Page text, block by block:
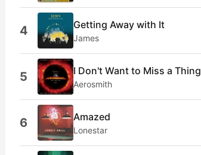
4 Getting Away with It
James
5 I Don't Want to Miss a Thing
Aerosmith
6 Amazed
Lonestar